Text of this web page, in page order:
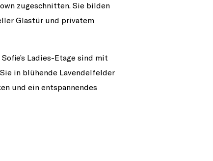
zugeschnitten. Sie bilden
Glastür und privatem
Ladies-Etage sind mit
in blühende Lavendelfelder
und ein entspannendes